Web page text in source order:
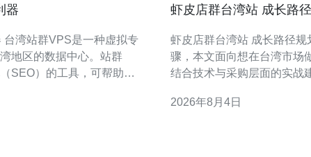
器
地区的数据中心。站群
SEO）的工具，可帮助用
虾皮店群台湾站 成长路
虾皮店群台湾站 成长路径
骤，本文面向想在台湾市场
结合技术与采购层面的实战
店铺，验证商品、价格、物
2026年8月4日